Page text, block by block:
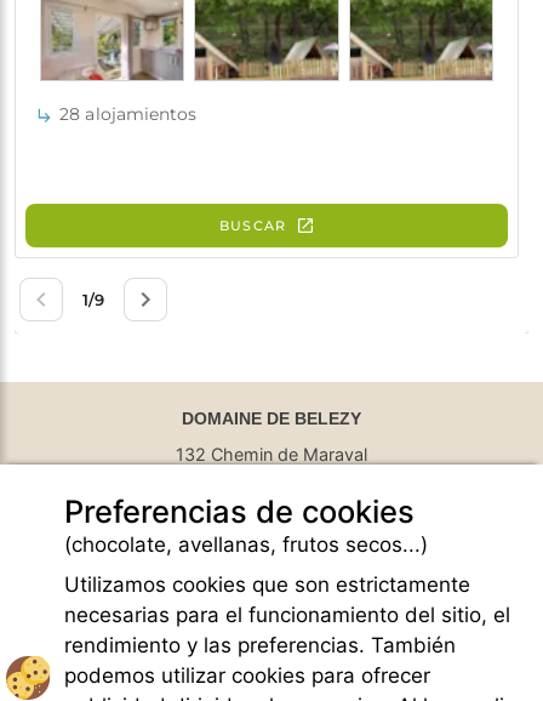
DOMAINE DE BELEZY
132 Chemin de Maraval
GPS Latitude : 44.130661010742187
GPS Longitude : 5.1876931190490723
E-mail :belezy@libranoo.com
Tél : +33(0)4 90 65 60 18
Newsletter France 4 Naturisme
Hacer una pregunta
Preferencias de cookies
(chocolate, avellanas, frutos secos...)
Utilizamos cookies que son estrictamente
necesarias para el funcionamiento del sitio, el
rendimiento y las preferencias. También
podemos utilizar cookies para ofrecer